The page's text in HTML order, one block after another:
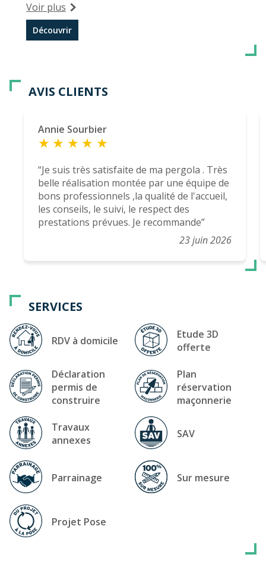
🎁 Du 27 avril au 23 mai :
150€ offerts tous les 1 000€ d’achat
Un projet comme celui-ci ne se repousse pas.
👉 Prenez rendez-vous dès maintenant
https://www.renoval-veranda.com/demandez-
un-devis.../
Ma véranda, mon extension, c'est Rénoval. Point
final !
Voir plus
Découvrir
AVIS CLIENTS
Annie Sourbier
23 juin 2026
Je suis très satisfaite de ma pergola . Très
belle réalisation montée par une équipe de
bons professionnels ,la qualité de l'accueil,
les conseils, le suivi, le respect des
prestations prévues. Je recommande
SERVICES
RDV à domicile
Etude 3D
offerte
Déclaration
permis de
construire
Plan
réservation
maçonnerie
Travaux
annexes
SAV
Parrainage Sur mesure
Projet Pose